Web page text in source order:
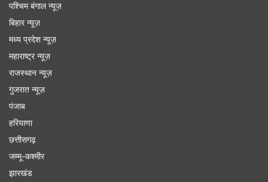
जब मुसलमान पर मुसीबत आएगी हिंदू मदद करेगा
उन्होंने कहा कि अगर मुसलमान मुसीबत में आएगा तो इतनी दूर
उन्हें कौन बचाने आएगा? जब-जब मुसलमान पर मुसीबत आई
होगी। हिंदू सामने निकल कर आया। हमारी मदद किया हम भी
पश्चिम बंगाल न्यूज़
बिहार न्यूज़
मध्य प्रदेश न्यूज़
महाराष्ट्र न्यूज़
राजस्थान न्यूज़
गुजरात न्यूज़
पंजाब
हरियाणा
छत्तीसगढ़
जम्मू-कश्मीर
झारखंड